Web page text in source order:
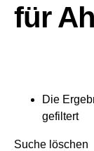
für
Die
gefiltert
Suche löschen